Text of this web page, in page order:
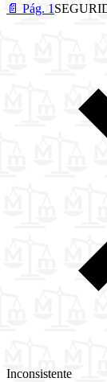
📄 Pág. 1
Inconsistente